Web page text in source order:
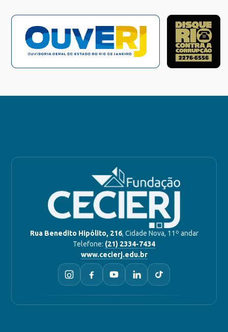
Rua Benedito Hipólito, 216, Cidade Nova, 11º andar
Telefone: (21) 2334-7434
www.cecierj.edu.br